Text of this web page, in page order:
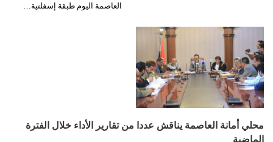
العاصمة اليوم طبقة إسفلتية…
محلي أمانة العاصمة يناقش عددا من تقارير الأداء خلال الفترة
الماضية